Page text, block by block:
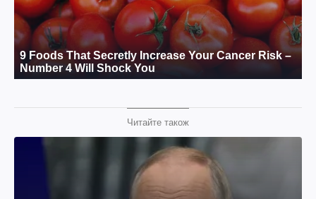
Читайте також